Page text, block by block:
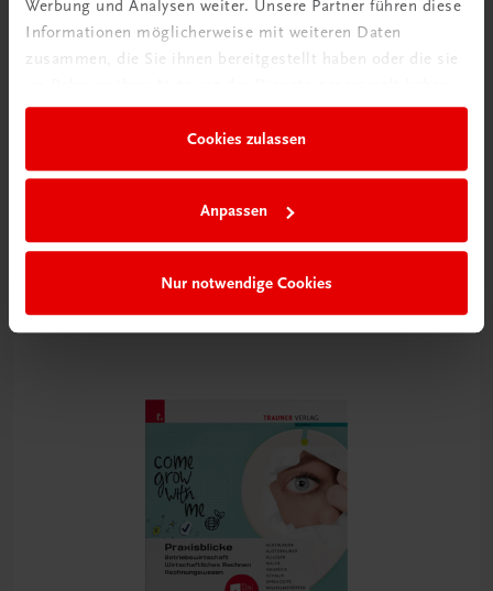
Werbung und Analysen weiter. Unsere Partner führen diese
Informationen möglicherweise mit weiteren Daten
zusammen, die Sie ihnen bereitgestellt haben oder die sie
Cookies zulassen
Anpassen
Nur notwendige Cookies
Vielfalt (er)leben 2 – Ethik 2 BMS